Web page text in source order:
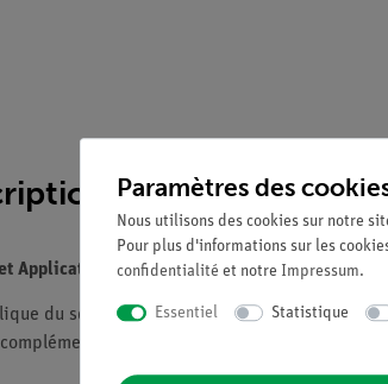
Applications
du squelette du bassin masculin
pour toute classe d'anatomie ou
Paramètres des
Nous utilisons des cookies sur notre
Pour plus d'informations sur les
confidentialité et notre Impressum.
Essentiel Statistique